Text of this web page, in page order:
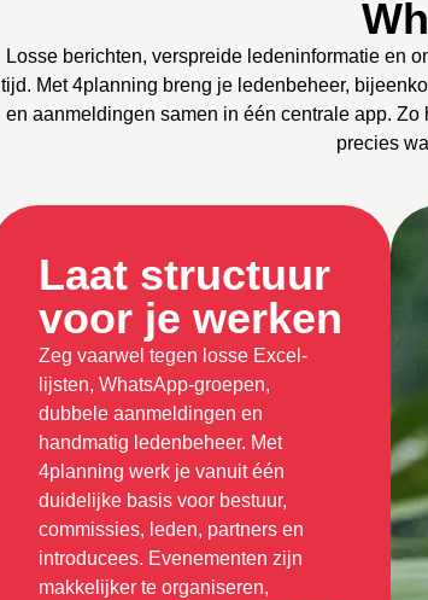
Losse berichten, verspreide ledeninformatie en
tijd. Met 4planning breng je ledenbeheer,
en aanmeldingen samen in één centrale app.
precies
Laat structuur
voor je werken
Zeg vaarwel tegen losse Excel-
lijsten, WhatsApp-groepen,
dubbele aanmeldingen en
handmatig ledenbeheer. Met
4planning werk je vanuit één
duidelijke basis voor bestuur,
commissies, leden, partners en
introducees. Evenementen zijn
makkelijker te organiseren,